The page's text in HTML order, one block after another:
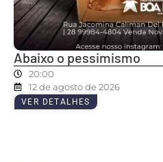
Abaixo o pessimismo
20:00
12 de agosto de 2026
VER DETALHES